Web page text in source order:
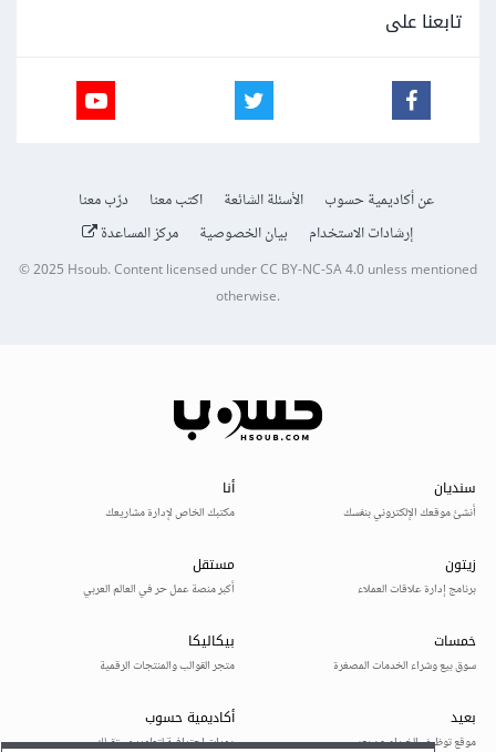
تابعنا على
عن أكاديمية حسوب الأسئلة الشائعة اكتب معنا
درّب معنا
إرشادات الاستخدام
بيان الخصوصية مركز المساعدة
© 2025Hsoub.Content licensed underCC BY-NC-SA 4.0unless mentioned
otherwise.